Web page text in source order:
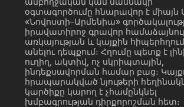
օգտագործումը հնարավոր է միայն
«Նովոստի–Արմենիա»
իրավատիրոջ գրավոր
առկայության և կայքին հիպերհղում
անելու դեպքում։ Հղումը պետք է
ուղիղ, ակտիվ, ոչ սկրիպտային,
ինդեքսավորման համար բաց։
հրապարակված նյութերի
կարծիքը կարող է չհամընկնել
խմբագրության դիրքորոշման հետ։